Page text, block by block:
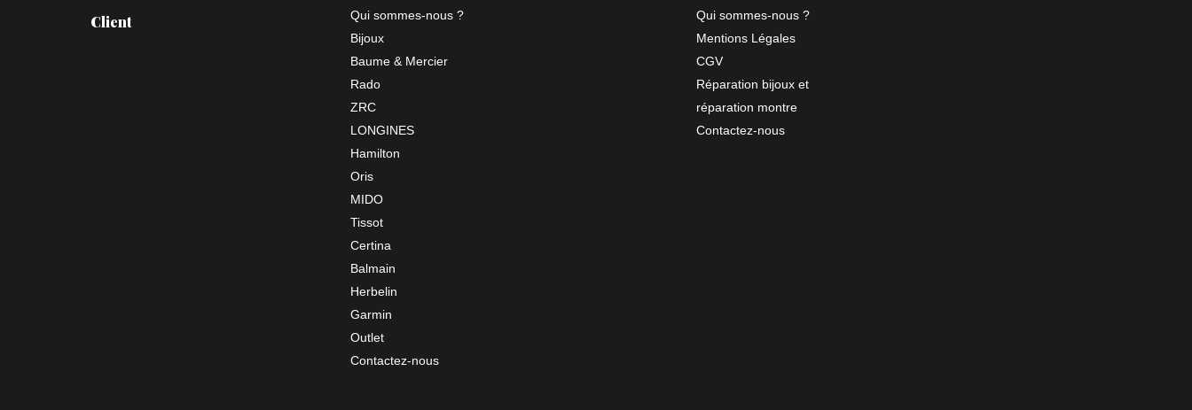
Client
Qui sommes-nous ?
Bijoux
Baume & Mercier
Rado
ZRC
LONGINES
Hamilton
Oris
MIDO
Tissot
Certina
Balmain
Herbelin
Garmin
Outlet
Contactez-nous
Qui sommes-nous ?
Mentions Légales
CGV
Réparation bijoux et
réparation montre
Contactez-nous